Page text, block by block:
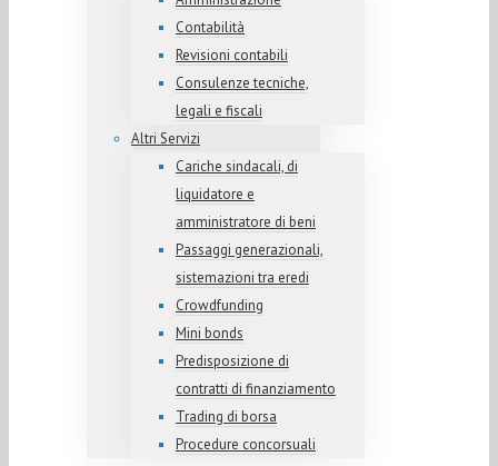
Contabilità
Revisioni contabili
Consulenze tecniche,
legali e fiscali
Altri Servizi
Cariche sindacali, di
liquidatore e
amministratore di beni
Passaggi generazionali,
sistemazioni tra eredi
Crowdfunding
Mini bonds
Predisposizione di
contratti di finanziamento
Trading di borsa
Procedure concorsuali